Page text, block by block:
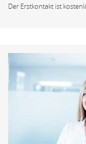
Der Erstkontakt ist